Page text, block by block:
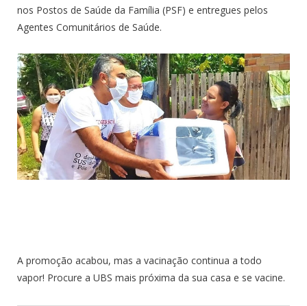
nos Postos de Saúde da Família (PSF) e entregues pelos
Agentes Comunitários de Saúde.
A promoção acabou, mas a vacinação continua a todo
vapor! Procure a UBS mais próxima da sua casa e se vacine.